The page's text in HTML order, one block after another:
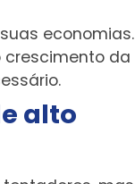
economias.
crescimento da
alto